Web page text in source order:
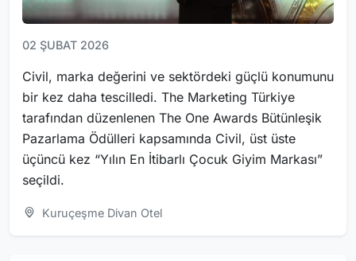
02 ŞUBAT 2026
Civil, marka değerini ve sektördeki güçlü konumunu
bir kez daha tescilledi. The Marketing Türkiye
tarafından düzenlenen The One Awards Bütünleşik
Pazarlama Ödülleri kapsamında Civil, üst üste
üçüncü kez “Yılın En İtibarlı Çocuk Giyim Markası”
seçildi.
Kuruçeşme Divan Otel